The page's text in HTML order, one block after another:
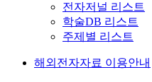
전자저널 리스트
학술DB 리스트
주제별 리스트
해외전자자료 이용안내